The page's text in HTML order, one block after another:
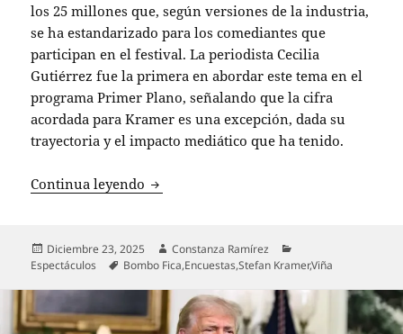
los 25 millones que, según versiones de la industria,
se ha estandarizado para los comediantes que
participan en el festival. La periodista Cecilia
Gutiérrez fue la primera en abordar este tema en el
programa Primer Plano, señalando que la cifra
acordada para Kramer es una excepción, dada su
trayectoria y el impacto mediático que ha tenido.
Continua leyendo Stefan Kramer responde a Bombo
Publicado
el
Diciembre 23, 2025 Autor
Constanza Ramírez
Espectáculos
Etiquetas
Bombo Fica,Encuestas,Stefan Kramer,Viña